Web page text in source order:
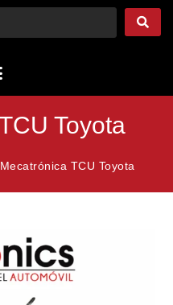
Toyota
Mecatrónica TCU Toyota